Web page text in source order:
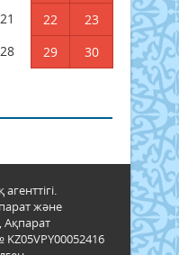
21 22
23
28 29
30
және
Ақпарат
KZ05VPY00052416